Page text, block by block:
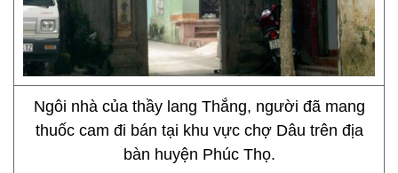
Ngôi nhà của thầy lang Thắng, người đã mang
thuốc cam đi bán tại khu vực chợ Dâu trên địa
bàn huyện Phúc Thọ.